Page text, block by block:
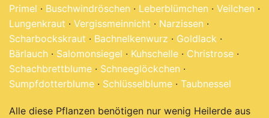
Primel · Buschwindröschen · Leberblümchen · Veilchen ·
Lungenkraut · Vergissmeinnicht · Narzissen ·
Scharbockskraut · Bachnelkenwurz · Goldlack ·
Bärlauch · Salomonsiegel · Kuhschelle · Christrose ·
Schachbrettblume · Schneeglöckchen ·
Sumpfdotterblume · Schlüsselblume · Taubnessel
Alle diese Pflanzen benötigen nur wenig Heilerde aus